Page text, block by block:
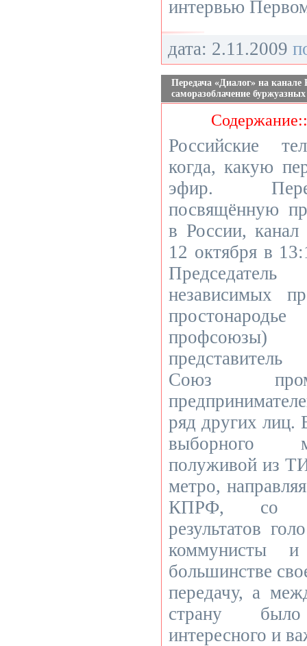
интервью
дата: 2.11.2009
Передача «Диалог» на
саморазоблачение
Российские
когда, какую
эфир.
посвящённую
в России,
12 октября в
независимых
Союз
ряд других лиц.
выборного
полуживой из
метро,
КПРФ, со
результатов
коммунисты
большинстве
передачу, а
страну
интересного и